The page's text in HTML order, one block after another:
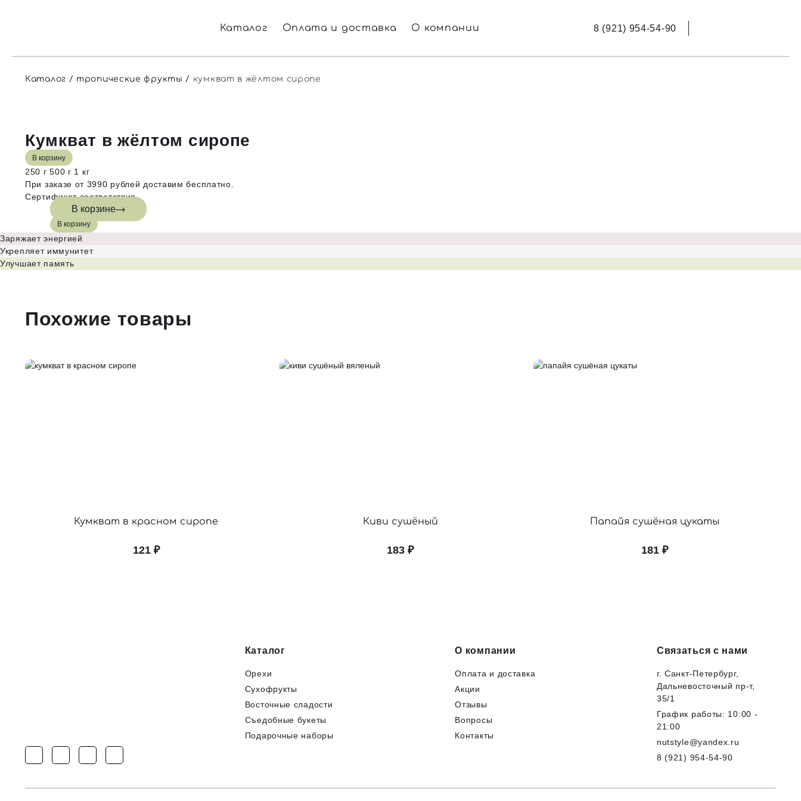
Каталог Оплата и доставка О компании 8 (921) 954-54-90
Каталог тропические фрукты кумкват в жёлтом сиропе
Кумкват в жёлтом сиропе
В корзину
250 г 500 г 1 кг
При заказе от 3990 рублей доставим бесплатно.
Сертификат соответствия
В корзине
В корзину
Заряжает энергией
Укрепляет иммунитет
Улучшает память
Похожие товары
Кумкват в красном сиропе Киви сушёный Папайя сушёная цукаты
Каталог
Орехи
Сухофрукты
Восточные сладости
Съедобные букеты
Подарочные наборы
О компании
Оплата и доставка
Акции
Отзывы
Вопросы
Контакты
Связаться с нами
г. Санкт-Петербург,
Дальневосточный пр-т,
35/1
График работы: 10:00 -
21:00
nutstyle@yandex.ru
8 (921) 954-54-90